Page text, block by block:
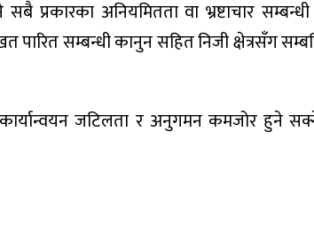
प्रकारका अनियमितता वा भ्रष्टाचार
पारित सम्बन्धी कानुन सहित निजी क्षेत्रसँग
कार्यान्वयन जटिलता र अनुगमन कमजोर हुने